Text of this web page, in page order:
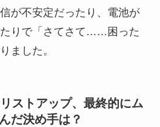
が不安定だったり、電池が
りで「さてさて……困った
ました。
ストアップ、最終的にム
だ決め手は？